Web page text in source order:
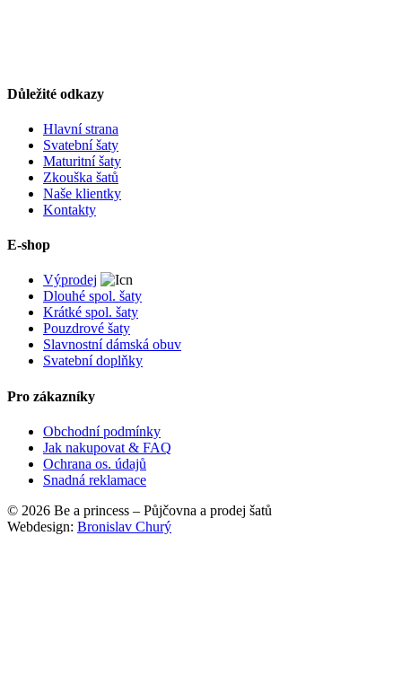
Důležité odkazy
Hlavní strana
Svatební šaty
Maturitní šaty
Zkouška šatů
Naše klientky
Kontakty
E-shop
Výprodej
Dlouhé spol. šaty
Krátké spol. šaty
Pouzdrové šaty
Slavnostní dámská obuv
Svatební doplňky
Pro zákazníky
Obchodní podmínky
Jak nakupovat & FAQ
Ochrana os. údajů
Snadná reklamace
© 2026 Be a princess – Půjčovna a prodej šatů
Webdesign: Bronislav Churý